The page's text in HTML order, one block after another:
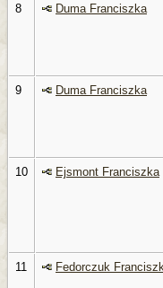
8
Duma Franciszka
9
Duma Franciszka
10 Ejsmont Franciszka
11 Fedorczuk